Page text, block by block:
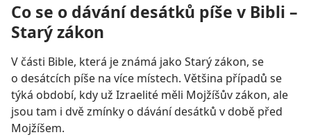
Co se o dávání desátků píše v Bibli –
Starý zákon
V části Bible, která je známá jako Starý zákon, se
o desátcích píše na více místech. Většina případů se
týká období, kdy už Izraelité měli Mojžíšův zákon, ale
jsou tam i dvě zmínky o dávání desátků v době před
Mojžíšem.